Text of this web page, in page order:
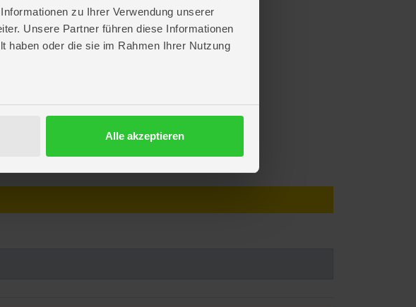
zu Ihrer Verwendung unserer
Unsere Partner führen diese Informationen
haben oder die sie im Rahmen Ihrer Nutzung
Alle akzeptieren